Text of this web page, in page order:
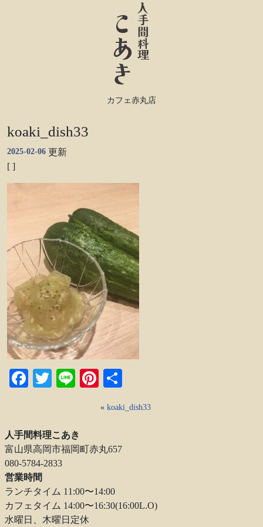
カフェ赤丸店
koaki_dish33
2025-02-06 更新
[ ]
Facebook
TwitterLinePinterest
« koaki_dish33
人手間料理こあき
富山県高岡市福岡町赤丸657
080-5784-2833
営業時間
ランチタイム 11:00〜14:00
カフェタイム 14:00〜16:30(16:00L.O)
水曜日、木曜日定休